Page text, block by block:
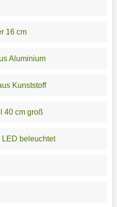
16 cm
Aluminium
Kunststoff
40 cm groß
beleuchtet